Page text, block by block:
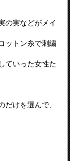
の実などがメイ
ットン糸で刺繍
ていった女性た
けを選んで、